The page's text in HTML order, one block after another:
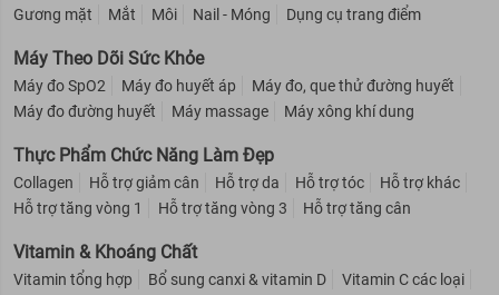
Gương mặt Mắt Môi Nail - Móng Dụng cụ trang điểm
Máy Theo Dõi Sức Khỏe
Máy đo SpO2 Máy đo huyết áp
Máy đo, que thử đường huyết
Máy đo đường huyết
Máy massage Máy xông khí dung
Thực Phẩm Chức Năng Làm Đẹp
Collagen Hỗ trợ giảm cân Hỗ trợ da Hỗ trợ tóc
Hỗ trợ khác
Hỗ trợ tăng vòng 1
Hỗ trợ tăng vòng 3 Hỗ trợ tăng cân
Vitamin & Khoáng Chất
Vitamin tổng hợp Bổ sung canxi & vitamin D
Vitamin C các loại